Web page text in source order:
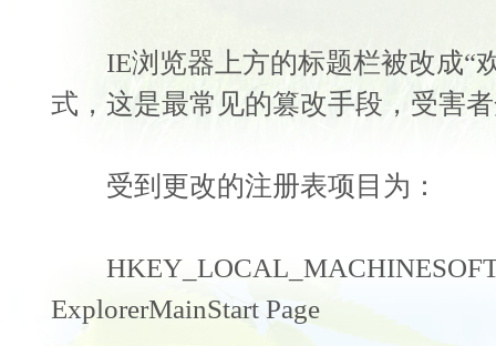
IE浏览器上方的标题栏被改成“
式，这是最常见的篡改手段，受害
受到更改的注册表项目为：
ExplorerMainStart Page